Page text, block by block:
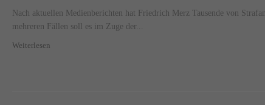
Nach aktuellen Medienberichten hat Friedrich Merz Tausende von
mehreren Fällen soll es im Zuge der...
Weiterlesen